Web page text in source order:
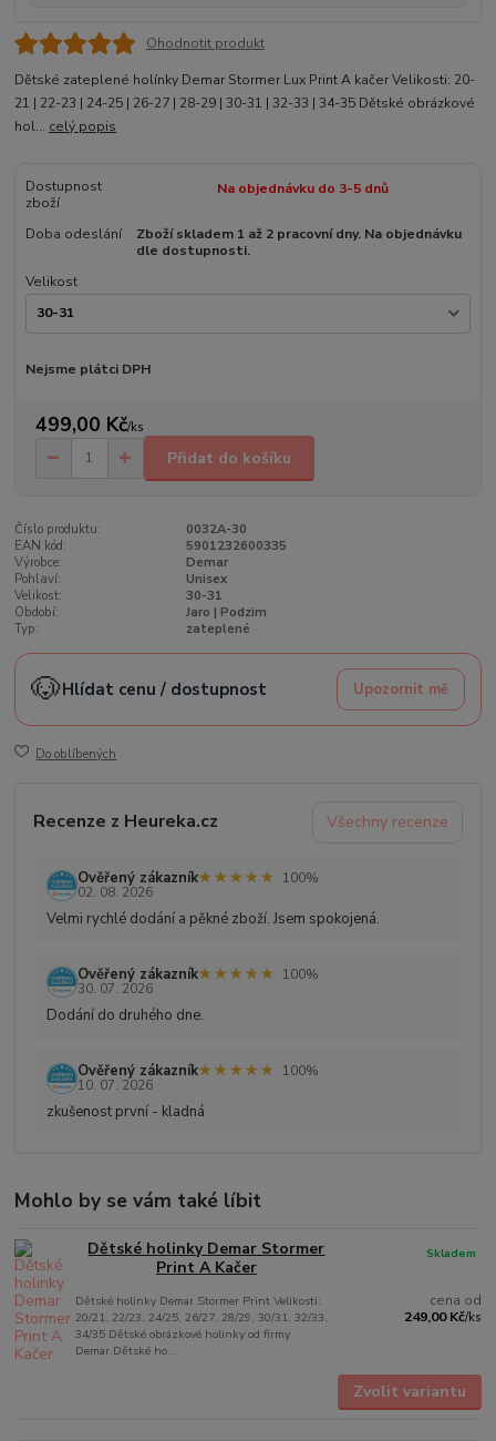
Ohodnotit produkt
Dětské zateplené holínky Demar Stormer Lux Print A kačer Velikosti: 20-
21 | 22-23 | 24-25 | 26-27 | 28-29 | 30-31 | 32-33 | 34-35 Dětské obrázkové
hol... celý popis
Dostupnost
zboží
Na objednávku do 3-5 dnů
Doba odeslání
Zboží skladem 1 až 2 pracovní dny. Na objednávku
dle dostupnosti.
Velikost
Nejsme plátci DPH
499,00 Kč/ks
Přidat do košíku
Číslo produktu:
0032A-30
EAN kód:
5901232600335
Výrobce:
Demar
Pohlaví:
Unisex
Velikost:
30-31
Období:
Jaro | Podzim
Typ:
zateplené
🐶Hlídat cenu / dostupnost Upozornit mě
Do oblíbených
Recenze z Heureka.cz Všechny recenze
Ověřený zákazník★★★★★
★★★★★
100%
02. 08. 2026
Velmi rychlé dodání a pěkné zboží. Jsem spokojená.
Ověřený zákazník★★★★★
★★★★★
100%
30. 07. 2026
Dodání do druhého dne.
Ověřený zákazník★★★★★
★★★★★
100%
10. 07. 2026
zkušenost první - kladná
Mohlo by se vám také líbit
Dětské holinky Demar Stormer
Print A Kačer
Dětské holinky Demar Stormer Print Velikosti:
20/21, 22/23, 24/25, 26/27, 28/29, 30/31, 32/33,
34/35 Dětské obrázkové holinky od firmy
Demar.Dětské ho...
cena od
249,00 Kč/ks
Skladem
Zvolit variantu